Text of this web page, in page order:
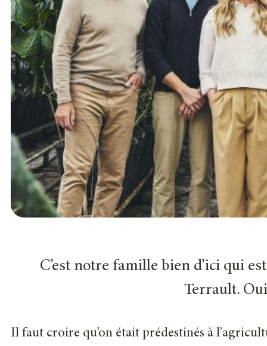
C’est notre famille bien d’ici qui
Terrault.
Il faut croire qu’on était prédestinés à